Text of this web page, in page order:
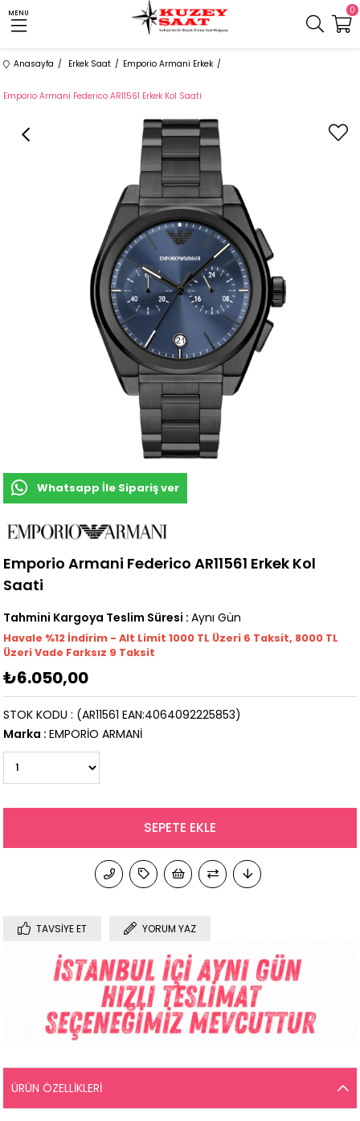
MENU 0
Anasayfa Erkek Saat Emporio Armani Erkek
Emporio Armani Federico AR11561 Erkek Kol Saati
Whatsapp İle Sipariş ver
Emporio Armani Federico AR11561 Erkek Kol
Saati
Tahmini Kargoya Teslim Süresi : Aynı Gün
Havale %12 İndirim - Alt Limit 1000 TL Üzeri 6 Taksit, 8000 TL
Üzeri Vade Farksız 9 Taksit
₺6.050,00
(AR11561 EAN:4064092225853)
STOK KODU
Marka : EMPORİO ARMANİ
TAVSIYE ET YORUM YAZ
ÜRÜN ÖZELLIKLERI